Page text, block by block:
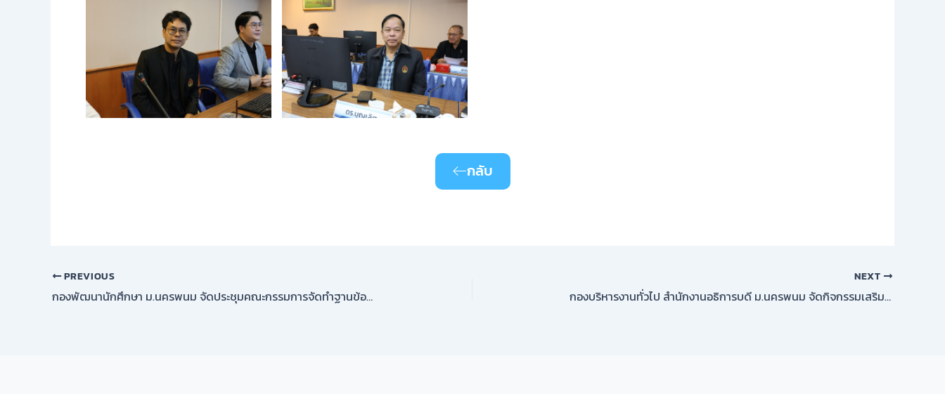
กลับ
PREVIOUS
กองพัฒนานักศึกษา ม.นครพนม จัดประชุมคณะกรรมการจัดทำฐานข้อมูลและเว็บไซต์ศิษย์เก่ามหาวิทยาลัยนครพนม
NEXT
กองบริหารงานทั่วไป สำนักงานอธิการบดี ม.นครพนม จัดกิจกรรมเสริมศักยภาพบุคลากรสู่การขอตำแหน่งที่สูงขึ้นอย่างเป็นระบบ